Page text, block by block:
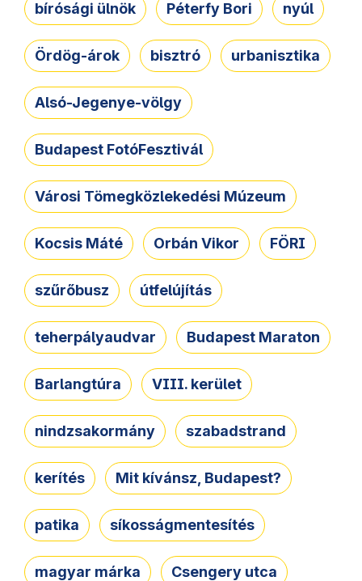
bírósági ülnök Péterfy Bori nyúl
Ördög-árok bisztró urbanisztika
Alsó-Jegenye-völgy
Budapest FotóFesztivál
Városi Tömegközlekedési Múzeum
Kocsis Máté Orbán Vikor FÖRI
szűrőbusz útfelújítás
teherpályaudvar Budapest Maraton
Barlangtúra VIII. kerület
nindzsakormány szabadstrand
kerítés Mit kívánsz, Budapest?
patika síkosságmentesítés
magyar márka Csengery utca